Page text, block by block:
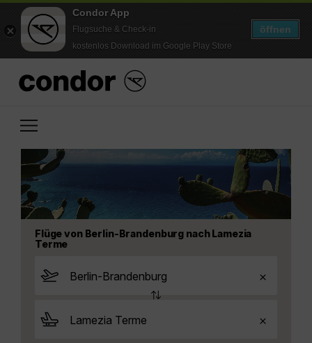
Condor App
Flugsuche & Check-in
kostenlos Download im Google Play Store
öffnen
Flüge von Berlin-Brandenburg nach Lamezia
Terme